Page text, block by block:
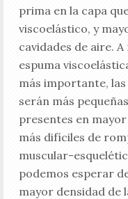
prima en la capa
viscoelástico, y
cavidades de aire.
espuma
más importante,
serán más
presentes en
más difíciles de
muscular-
podemos esperar
mayor densidad de